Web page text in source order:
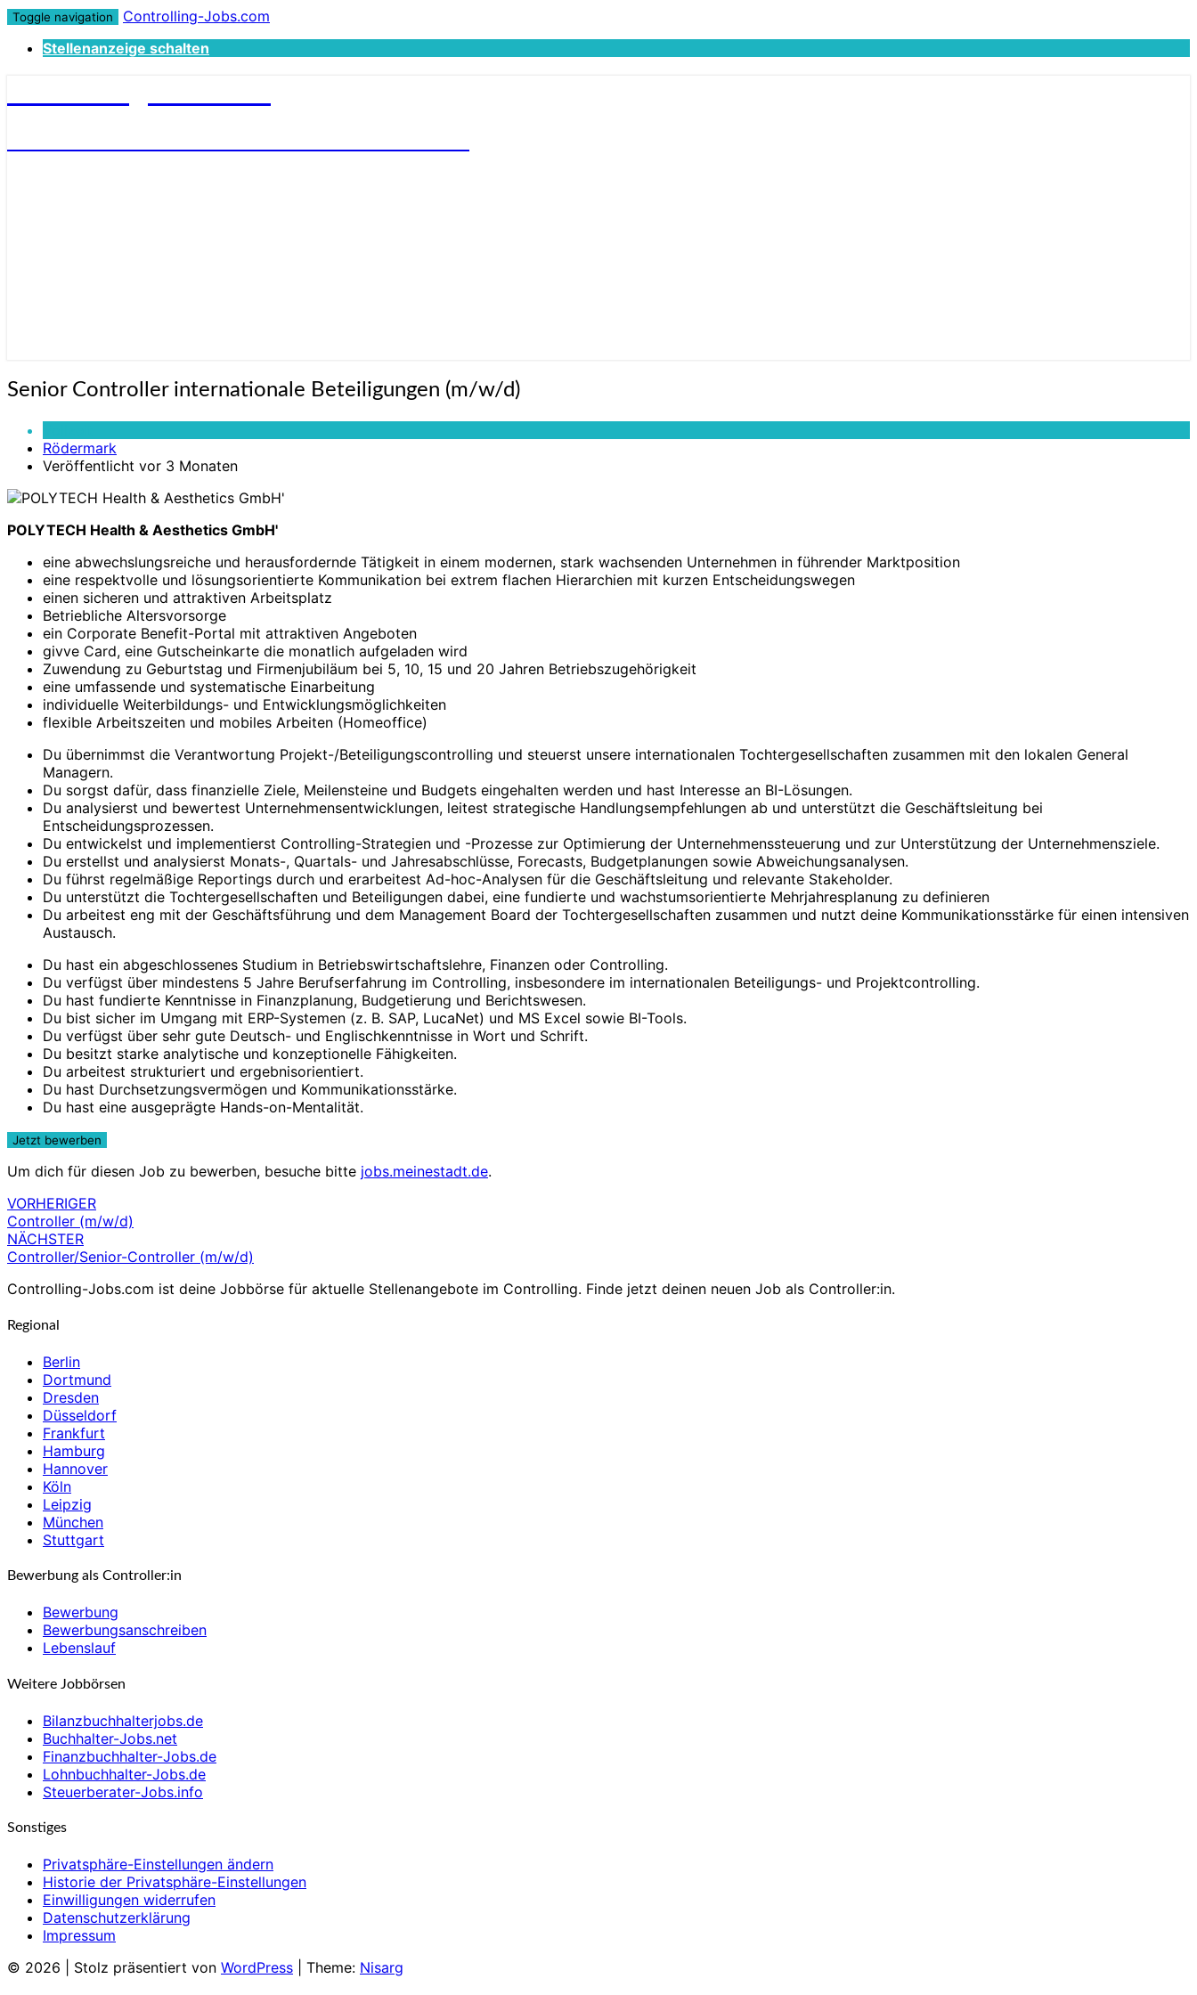
Toggle navigation
Controlling-Jobs.com
Stellenanzeige schalten
Senior
internationale
Beteiligungen
(m/w/d)
Senior Controller internationale Beteiligungen (m/w/d)
Rödermark
Veröffentlicht vor 3 Monaten
POLYTECH Health & Aesthetics GmbH'
eine abwechslungsreiche und herausfordernde Tätigkeit in einem modernen, stark wachsenden Unternehmen in führender Marktposition
eine respektvolle und lösungsorientierte Kommunikation bei extrem flachen Hierarchien mit kurzen Entscheidungswegen
einen sicheren und attraktiven Arbeitsplatz
Betriebliche Altersvorsorge
ein Corporate Benefit-Portal mit attraktiven Angeboten
givve Card, eine Gutscheinkarte die monatlich aufgeladen wird
Zuwendung zu Geburtstag und Firmenjubiläum bei 5, 10, 15 und 20 Jahren Betriebszugehörigkeit
eine umfassende und systematische Einarbeitung
individuelle Weiterbildungs- und Entwicklungsmöglichkeiten
flexible Arbeitszeiten und mobiles Arbeiten (Homeoffice)
Du übernimmst die Verantwortung Projekt-/Beteiligungscontrolling und steuerst unsere internationalen Tochtergesellschaften zusammen mit den lokalen General
Managern.
Du sorgst dafür, dass finanzielle Ziele, Meilensteine und Budgets eingehalten werden und hast Interesse an BI-Lösungen.
Du analysierst und bewertest Unternehmensentwicklungen, leitest strategische Handlungsempfehlungen ab und unterstützt die Geschäftsleitung bei
Entscheidungsprozessen.
Du entwickelst und implementierst Controlling-Strategien und -Prozesse zur Optimierung der Unternehmenssteuerung und zur Unterstützung der Unternehmensziele.
Du erstellst und analysierst Monats-, Quartals- und Jahresabschlüsse, Forecasts, Budgetplanungen sowie Abweichungsanalysen.
Du führst regelmäßige Reportings durch und erarbeitest Ad-hoc-Analysen für die Geschäftsleitung und relevante Stakeholder.
Du unterstützt die Tochtergesellschaften und Beteiligungen dabei, eine fundierte und wachstumsorientierte Mehrjahresplanung zu definieren
Du arbeitest eng mit der Geschäftsführung und dem Management Board der Tochtergesellschaften zusammen und nutzt deine Kommunikationsstärke für einen intensiven
Austausch.
Du hast ein abgeschlossenes Studium in Betriebswirtschaftslehre, Finanzen oder Controlling.
Du verfügst über mindestens 5 Jahre Berufserfahrung im Controlling, insbesondere im internationalen Beteiligungs- und Projektcontrolling.
Du hast fundierte Kenntnisse in Finanzplanung, Budgetierung und Berichtswesen.
Du bist sicher im Umgang mit ERP-Systemen (z. B. SAP, LucaNet) und MS Excel sowie BI-Tools.
Du verfügst über sehr gute Deutsch- und Englischkenntnisse in Wort und Schrift.
Du besitzt starke analytische und konzeptionelle Fähigkeiten.
Du arbeitest strukturiert und ergebnisorientiert.
Du hast Durchsetzungsvermögen und Kommunikationsstärke.
Du hast eine ausgeprägte Hands-on-Mentalität.
Um dich für diesen Job zu bewerben, besuche bitte jobs.meinestadt.de.
Beitragsnavigation
VORHERIGER
Controller (m/w/d)
NÄCHSTER
Controller/Senior-Controller (m/w/d)
Controlling-Jobs.com ist deine Jobbörse für aktuelle Stellenangebote im Controlling. Finde jetzt deinen neuen Job als Controller:in.
Regional
Berlin
Dortmund
Dresden
Düsseldorf
Frankfurt
Hamburg
Hannover
Köln
Leipzig
München
Stuttgart
Bewerbung als Controller:in
Bewerbung
Bewerbungsanschreiben
Lebenslauf
Weitere Jobbörsen
Bilanzbuchhalterjobs.de
Buchhalter-Jobs.net
Finanzbuchhalter-Jobs.de
Lohnbuchhalter-Jobs.de
Steuerberater-Jobs.info
Sonstiges
Privatsphäre-Einstellungen ändern
Historie der Privatsphäre-Einstellungen
Einwilligungen widerrufen
Datenschutzerklärung
Impressum
© 2026
Stolz präsentiert von WordPress Theme: Nisarg